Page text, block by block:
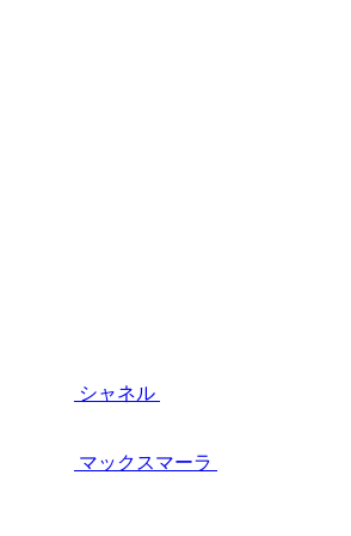
シャネル
マックスマーラ